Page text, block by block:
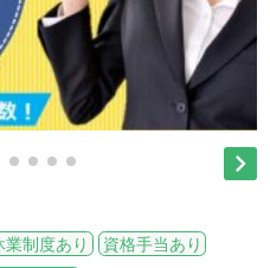

制度あり
資格手当あり